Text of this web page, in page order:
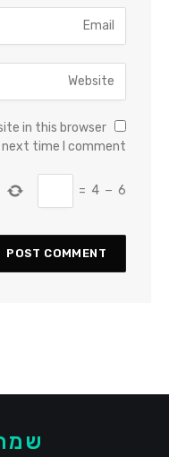
in this browser
time I comment.
6
−
4
=